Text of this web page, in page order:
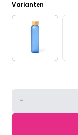
Varianten
Glazen
500
-